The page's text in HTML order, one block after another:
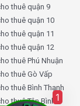
việc chất
Building
thuê quận 9
thuê quận 10
thuê quận 11
thuê quận 12
thuê Phú Nhuận
thuê Gò Vấp
thuê Bình Thạnh
thuê Tân Bình 1